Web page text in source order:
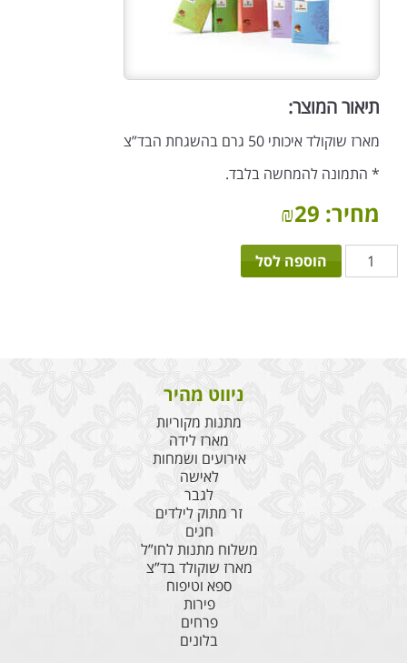
תיאור המוצר:
מארז שוקולד איכותי 50 גרם בהשגחת הבד”צ
* התמונה להמחשה בלבד.
מחיר: ₪29
כמות
הוספה לסל
ניווט מהיר
מתנות מקוריות
מארז לידה
אירועים ושמחות
לאישה
לגבר
זר מתוק לילדים
חגים
משלוח מתנות לחו”ל
מארז שוקולד בד”צ
ספא וטיפוח
פירות
פרחים
בלונים